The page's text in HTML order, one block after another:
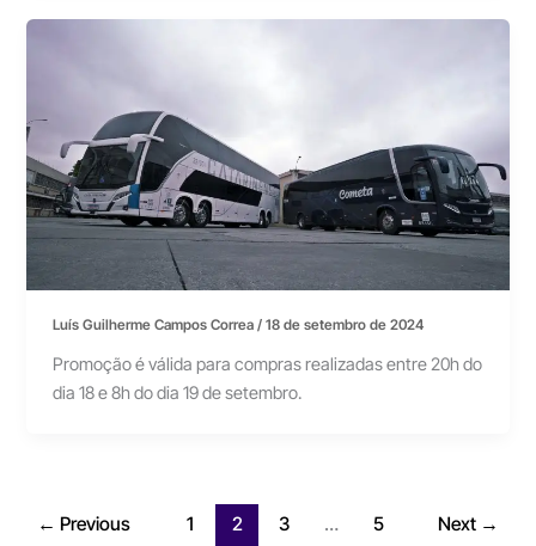
Luís Guilherme Campos Correa/18 de setembro de 2024
Promoção é válida para compras realizadas entre 20h do
dia 18 e 8h do dia 19 de setembro.
← Previous 1 2 3 … 5 Next →